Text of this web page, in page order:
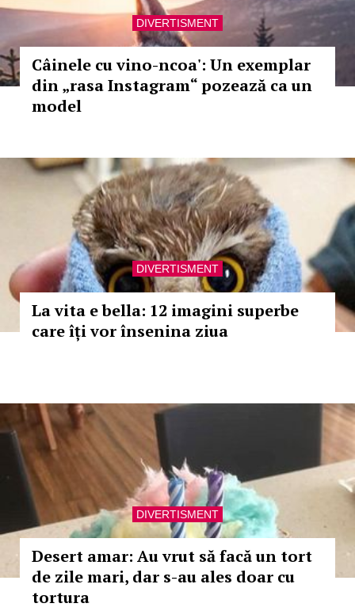
DIVERTISMENT
Câinele cu vino-ncoa': Un exemplar
din „rasa Instagram“ pozează ca un
model
DIVERTISMENT
La vita e bella: 12 imagini superbe
care îți vor însenina ziua
DIVERTISMENT
Desert amar: Au vrut să facă un tort
de zile mari, dar s-au ales doar cu
tortura